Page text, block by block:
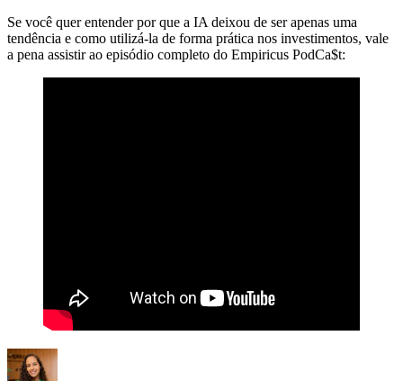
Se você quer entender por que a IA deixou de ser apenas uma
tendência e como utilizá-la de forma prática nos investimentos, vale
a pena assistir ao episódio completo do Empiricus PodCa$t: